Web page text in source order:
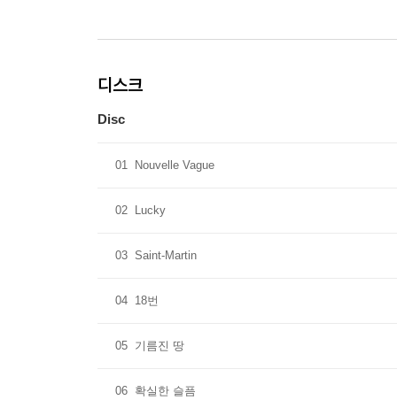
디스크
Disc
01 Nouvelle Vague
02 Lucky
03 Saint-Martin
04 18번
05 기름진 땅
06 확실한 슬픔